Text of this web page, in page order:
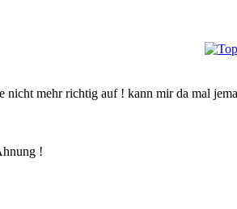
nicht mehr richtig auf ! kann mir da mal
!